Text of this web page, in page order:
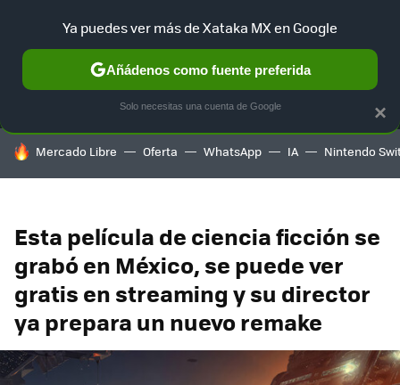
MENÚ NUEVO
GAMING HOME AUTO
HOY SE HABLA DE
Mercado Libre Oferta WhatsApp IA Nintendo
Esta película de ciencia ficción se
grabó en México, se puede ver
gratis en streaming y su director
ya prepara un nuevo remake
×
Ya puedes ver más de Xataka MX en Google
Añádenos como fuente preferida
Solo necesitas una cuenta de Google